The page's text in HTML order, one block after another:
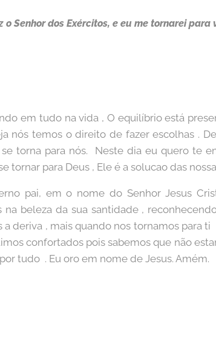
Senhor dos Exércitos, e eu me tornarei para
em tudo na vida , O equilíbrio está
nós temos o direito de fazer escolhas .
torna para nós. Neste dia eu quero te
tornar para Deus , Ele é a solucao das
pai, em o nome do Senhor Jesus
beleza da sua santidade ,
a deriva , mais quando nos tornamos para
confortados pois sabemos que não
tudo . Eu oro em nome de Jesus. Amém.